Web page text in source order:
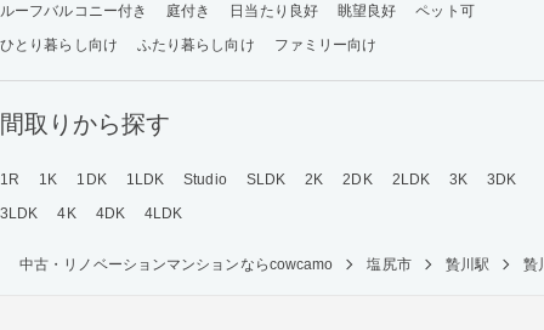
ルーフバルコニー付き 庭付き 日当たり良好 眺望良好
ペット可
ひとり暮らし向け
ふたり暮らし向け ファミリー向け
間取りから探す
1R 1K 1DK 1LDK Studio SLDK 2K 2DK 2LDK 3K
3DK
3LDK
4K 4DK 4LDK
中古・リノベーションマンションならcowcamo 塩尻市 贄川駅 贄